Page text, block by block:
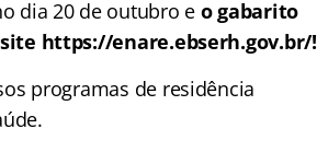
dia 20 de outubro e o gabarito
https://enare.ebserh.gov.br/!
programas de residência